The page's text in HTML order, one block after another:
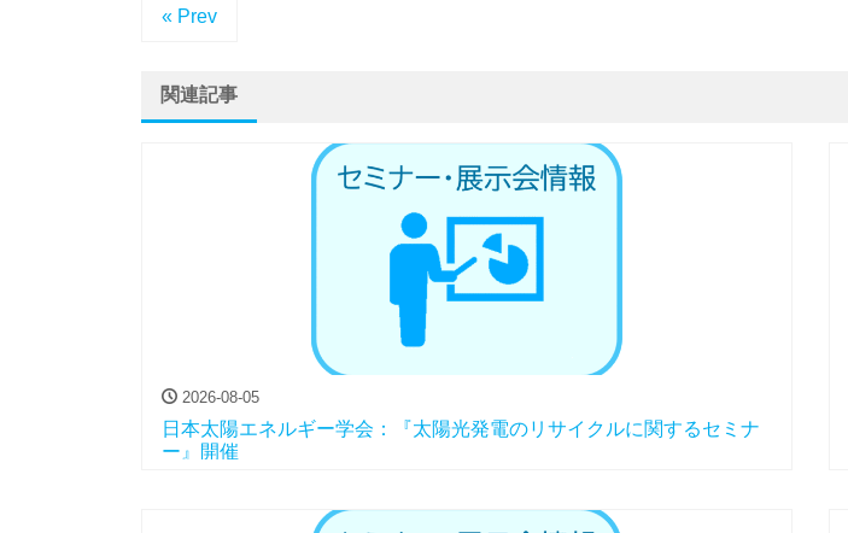
« Prev
関連記事
2026-08-05
日本太陽エネルギー学会：『太陽光発電のリサイクルに関するセミナ
ー』開催